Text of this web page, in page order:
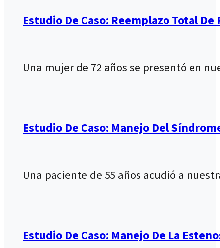
Estudio De Caso: Reemplazo Total
Una mujer de 72 años se presentó en
Estudio De Caso: Manejo Del
Una paciente de 55 años acudió a
Estudio De Caso: Manejo De La